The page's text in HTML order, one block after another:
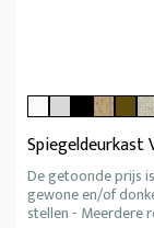
Spiegeldeurkast
De getoonde prijs
gewone en/of
stellen - Meerdere